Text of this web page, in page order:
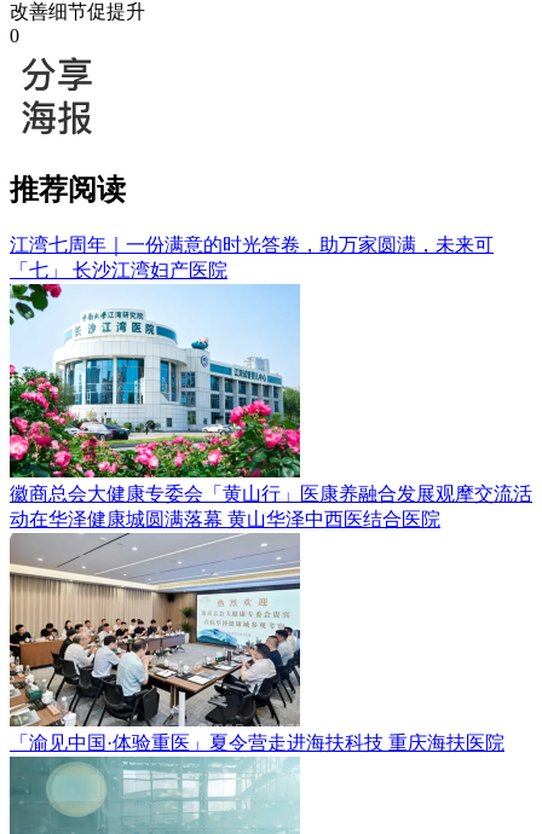
改善细节促提升
0
推荐阅读
江湾七周年｜一份满意的时光答卷，助万家圆满，未来可
「七」 长沙江湾妇产医院
徽商总会大健康专委会「黄山行」医康养融合发展观摩交流活
动在华泽健康城圆满落幕 黄山华泽中西医结合医院
「渝见中国·体验重医」夏令营走进海扶科技 重庆海扶医院